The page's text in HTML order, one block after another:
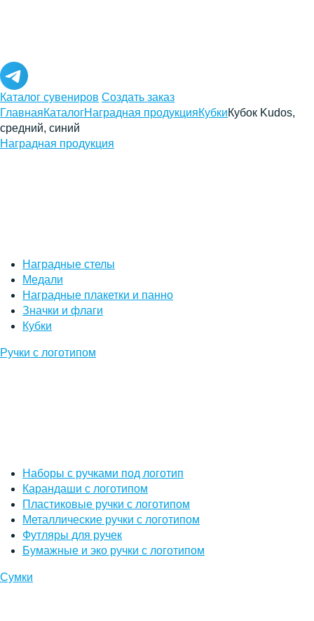
Каталог сувениров Создать заказ
ГлавнаяКаталогНаградная продукцияКубкиКубок Kudos,
средний, синий
Наградная продукция
Наградные стелы
Медали
Наградные плакетки и панно
Значки и флаги
Кубки
Ручки с логотипом
Наборы с ручками под логотип
Карандаши с логотипом
Пластиковые ручки с логотипом
Металлические ручки с логотипом
Футляры для ручек
Бумажные и эко ручки с логотипом
Сумки